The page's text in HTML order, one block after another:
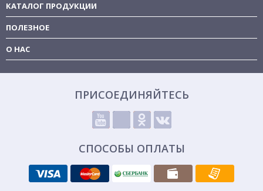
КАТАЛОГ ПРОДУКЦИИ
ПОЛЕЗНОЕ
О НАС
ПРИСОЕДИНЯЙТЕСЬ
СПОСОБЫ ОПЛАТЫ